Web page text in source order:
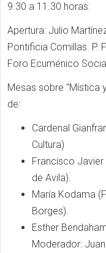
9.30 a 11.30 horas:
Apertura: Julio
Pontificia Comillas. P.
Foro Ecuménico
Mesas sobre "Mística
de:
Cardenal
Cultura)
Francisco
de Avila).
María Kodama
Borges).
Esther
Moderador: